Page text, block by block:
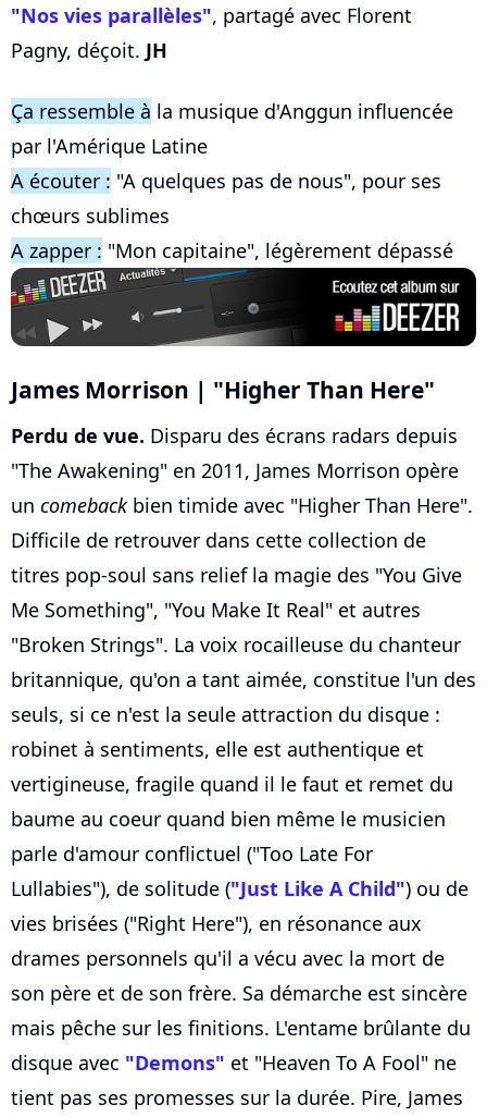
"Nos vies parallèles", partagé avec Florent
Pagny, déçoit. JH
Ça ressemble à la musique d'Anggun influencée
par l'Amérique Latine
A écouter : "A quelques pas de nous", pour ses
chœurs sublimes
A zapper : "Mon capitaine", légèrement dépassé
James Morrison | "Higher Than Here"
Perdu de vue. Disparu des écrans radars depuis
"The Awakening" en 2011, James Morrison opère
un comebackbien timide avec "Higher Than Here".
Difficile de retrouver dans cette collection de
titres pop-soul sans relief la magie des "You Give
Me Something", "You Make It Real" et autres
"Broken Strings". La voix rocailleuse du chanteur
britannique, qu'on a tant aimée, constitue l'un des
seuls, si ce n'est la seule attraction du disque :
robinet à sentiments, elle est authentique et
vertigineuse, fragile quand il le faut et remet du
baume au coeur quand bien même le musicien
parle d'amour conflictuel ("Too Late For
Lullabies"), de solitude ("Just Like A Child") ou de
vies brisées ("Right Here"), en résonance aux
drames personnels qu'il a vécu avec la mort de
son père et de son frère. Sa démarche est sincère
mais pêche sur les finitions. L'entame brûlante du
disque avec "Demons" et "Heaven To A Fool" ne
tient pas ses promesses sur la durée. Pire, James